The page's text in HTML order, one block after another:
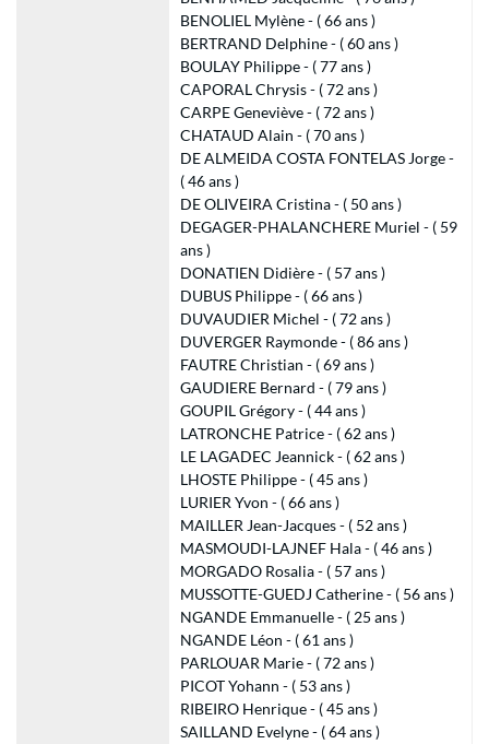
BENOLIEL Mylène - ( 66 ans )
BERTRAND Delphine - ( 60 ans )
BOULAY Philippe - ( 77 ans )
CAPORAL Chrysis - ( 72 ans )
CARPE Geneviève - ( 72 ans )
CHATAUD Alain - ( 70 ans )
DE ALMEIDA COSTA FONTELAS Jorge -
( 46 ans )
DE OLIVEIRA Cristina - ( 50 ans )
DEGAGER-PHALANCHERE Muriel - ( 59
ans )
DONATIEN Didière - ( 57 ans )
DUBUS Philippe - ( 66 ans )
DUVAUDIER Michel - ( 72 ans )
DUVERGER Raymonde - ( 86 ans )
FAUTRE Christian - ( 69 ans )
GAUDIERE Bernard - ( 79 ans )
GOUPIL Grégory - ( 44 ans )
LATRONCHE Patrice - ( 62 ans )
LE LAGADEC Jeannick - ( 62 ans )
LHOSTE Philippe - ( 45 ans )
LURIER Yvon - ( 66 ans )
MAILLER Jean-Jacques - ( 52 ans )
MASMOUDI-LAJNEF Hala - ( 46 ans )
MORGADO Rosalia - ( 57 ans )
MUSSOTTE-GUEDJ Catherine - ( 56 ans )
NGANDE Emmanuelle - ( 25 ans )
NGANDE Léon - ( 61 ans )
PARLOUAR Marie - ( 72 ans )
PICOT Yohann - ( 53 ans )
RIBEIRO Henrique - ( 45 ans )
SAILLAND Evelyne - ( 64 ans )